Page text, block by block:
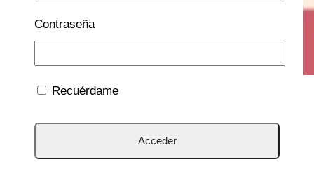
Contraseña
Recuérdame